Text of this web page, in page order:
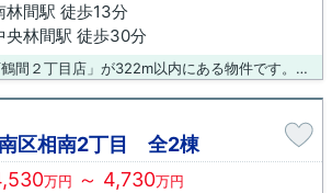
林間駅 徒歩13分
央林間駅 徒歩30分
コンビニ「ローソン西鶴間２丁目店」が322m以内にある物件です。一生に一度のマイホーム探しは、ぜひ新築戸建てで。ご希望の物件に出会ってほしいから、当社では数多くの不動産情報を取り揃えました。お客様の条件に合った不動産を紹介しています。ぜひ当社をご利用ください。
区相南2丁目 全2棟
万円 ～ 4,730万円